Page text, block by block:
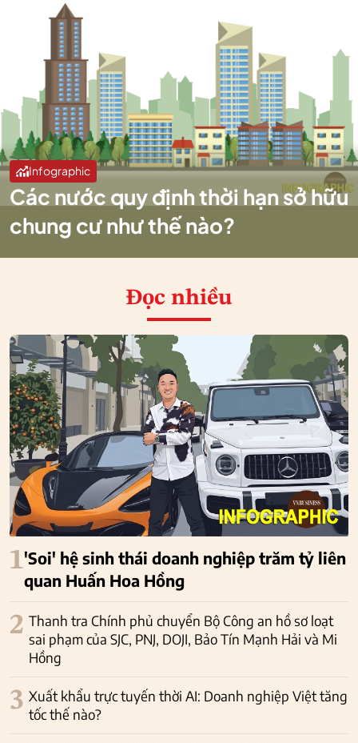
Infographic
Các nước quy định thời hạn sở hữu
chung cư như thế nào?
Đọc nhiều
1'Soi' hệ sinh thái doanh nghiệp trăm tỷ liên
quan Huấn Hoa Hồng
2 Thanh tra Chính phủ chuyển Bộ Công an hồ sơ loạt
sai phạm của SJC, PNJ, DOJI, Bảo Tín Mạnh Hải và Mi
Hồng
3 Xuất khẩu trực tuyến thời AI: Doanh nghiệp Việt tăng
tốc thế nào?